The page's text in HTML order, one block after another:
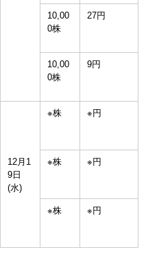
10,00
0株
27円
10,00
0株
9円
12月1
9日
(水)
※株 ※円
※株 ※円
※株 ※円